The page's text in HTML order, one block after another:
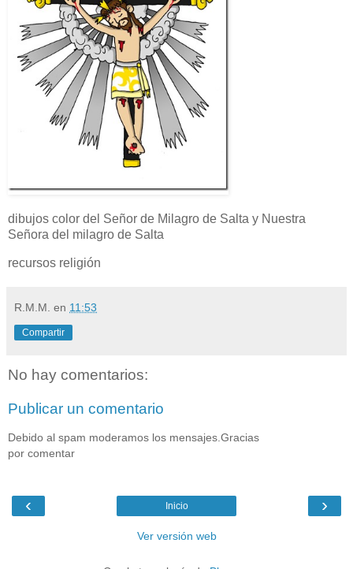
dibujos color del Señor de Milagro de Salta y Nuestra
Señora del milagro de Salta
recursos religión
R.M.M. en 11:53
Compartir
No hay comentarios:
Publicar un comentario
Debido al spam moderamos los mensajes.Gracias
por comentar
‹ ›
Inicio
Ver versión web